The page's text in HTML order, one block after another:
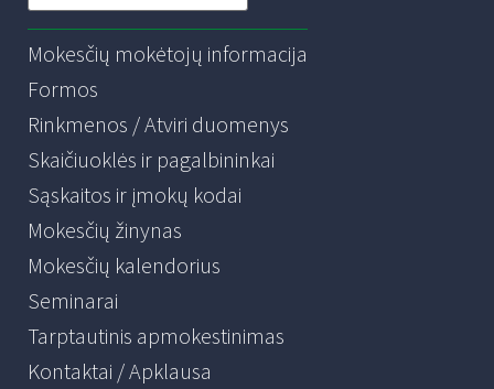
Mokesčių mokėtojų informacija
Formos
Rinkmenos / Atviri duomenys
Skaičiuoklės ir pagalbininkai
Sąskaitos ir įmokų kodai
Mokesčių žinynas
Mokesčių kalendorius
Seminarai
Tarptautinis apmokestinimas
Kontaktai / Apklausa